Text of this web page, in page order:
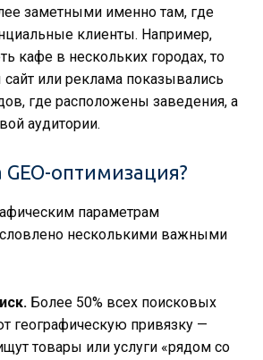
заметными именно там, где
клиенты. Например,
кафе в нескольких городах, то
или реклама показывались
где расположены заведения, а
аудитории.
оптимизация?
параметрам
несколькими важными
Более 50% всех поисковых
географическую привязку —
товары или услуги «рядом со